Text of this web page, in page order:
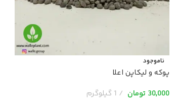
ناموجود
پوکه و لیکاپن اعلا
30,000 تومان 1 گیلوگرم